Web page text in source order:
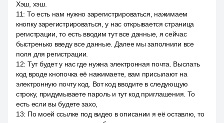
Хэш, хэш.
11: То есть нам нужно зарегистрироваться, нажимаем
кнопку зарегистрироваться, у нас открывается страница
регистрации, то есть вводим тут все данные, я сейчас
быстренько введу все данные. Далее мы заполнили все
поля для регистрации.
12: Тут будет у нас где нужна электронная почта. Выслать
код вроде кнопочка её нажимаете, вам присылают на
электронную почту код. Вот код вводите в следующую
строку, придумываете пароль и тут код приглашения. То
есть если вы будете захо,
13: По моей ссылке под видео в описании я её оставлю, то